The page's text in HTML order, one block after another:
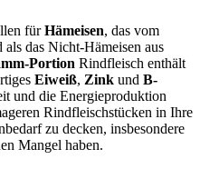
fürHämeisen, das vom
das Nicht-Hämeisen aus
Portion Rindfleisch enthält
Eiweiß, Zink und B-
und die Energieproduktion
Rindfleischstücken in Ihre
zu decken, insbesondere
Mangel haben.